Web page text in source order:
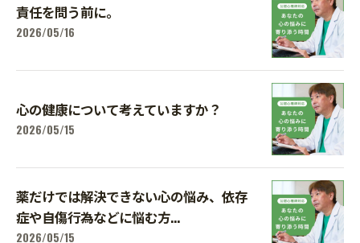
責任を問う前に。
2026/05/16
心の健康について考えていますか？
2026/05/15
薬だけでは解決できない心の悩み、依存
症や自傷行為などに悩む方...
2026/05/15